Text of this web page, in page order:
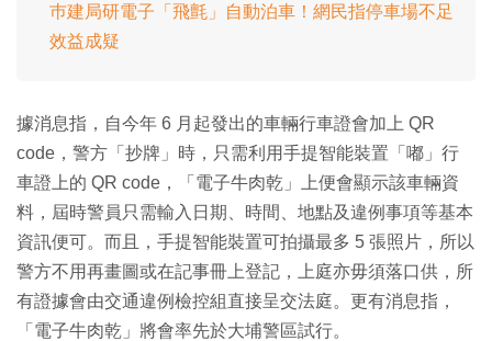
巿建局研電子「飛氈」自動泊車！網民指停車場不足
效益成疑
據消息指，自今年 6 月起發出的車輛行車證會加上 QR
code，警方「抄牌」時，只需利用手提智能裝置「嘟」行
車證上的 QR code，「電子牛肉乾」上便會顯示該車輛資
料，屆時警員只需輸入日期、時間、地點及違例事項等基本
資訊便可。而且，手提智能裝置可拍攝最多 5 張照片，所以
警方不用再畫圖或在記事冊上登記，上庭亦毋須落口供，所
有證據會由交通違例檢控組直接呈交法庭。更有消息指，
「電子牛肉乾」將會率先於大埔警區試行。